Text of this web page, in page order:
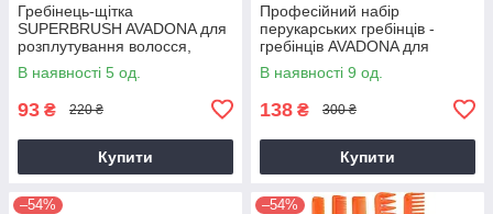
Гребінець-щітка
SUPERBRUSH AVADONA для
розплутування волосся,
зелена
В наявності 5 од.
93 ₴ 220 ₴
Купити
Професійний набір
перукарських гребінців -
гребінців AVADONA для
стрижки, укладання та
фарбування волосся, чорний
В наявності 9 од.
138 ₴ 300 ₴
Купити
–54% –54%